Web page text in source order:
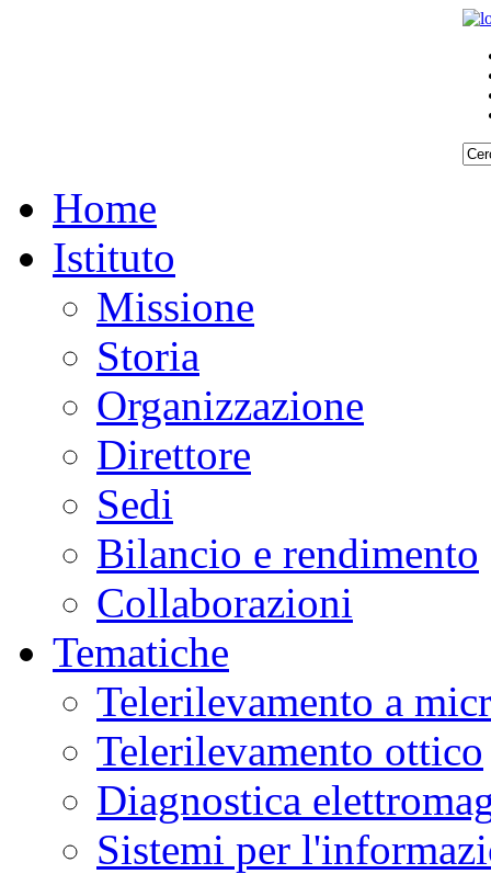
Home
Istituto
Missione
Storia
Organizzazione
Direttore
Sedi
Bilancio e rendimento
Collaborazioni
Tematiche
Telerilevamento a
Telerilevamento ottico
Diagnostica
Sistemi per